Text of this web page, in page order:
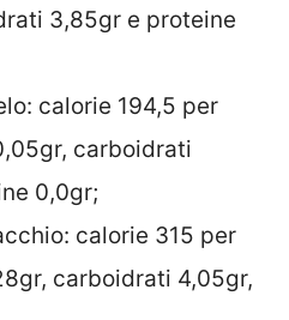
3,85gr e proteine
calorie 194,5 per
carboidrati
0,0gr;
calorie 315 per
carboidrati 4,05gr,